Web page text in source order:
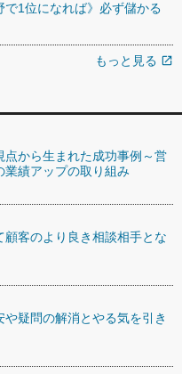
1位になれば》必ず儲かる
もっと見る open_in_new
から生まれた成功事例～営
業績アップの取り組み
客のより良き相談相手とな
疑問の解消とやる気を引き